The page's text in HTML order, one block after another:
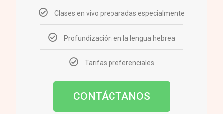
Clases en vivo preparadas especialmente
Profundización en la lengua hebrea
Tarifas preferenciales
CONTÁCTANOS